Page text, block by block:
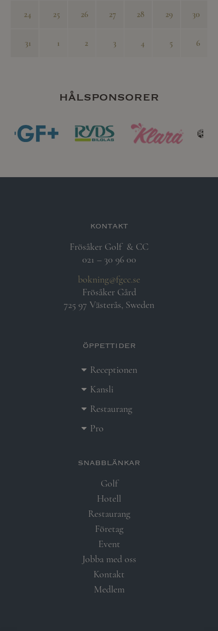
24 25 26 27 28 29 30
31 1 2 3 4 5 6
hålsponsorer
kontakt
Frösåker Golf & CC
021 – 30 96 00
bokning@fgcc.se
Frösåker Gård
725 97 Västerås, Sweden
öppettider
Receptionen
Kansli
Restaurang
Pro
snabblänkar​
Golf
Hotell
Restaurang
Företag
Event
Jobba med oss
Kontakt
Medlem